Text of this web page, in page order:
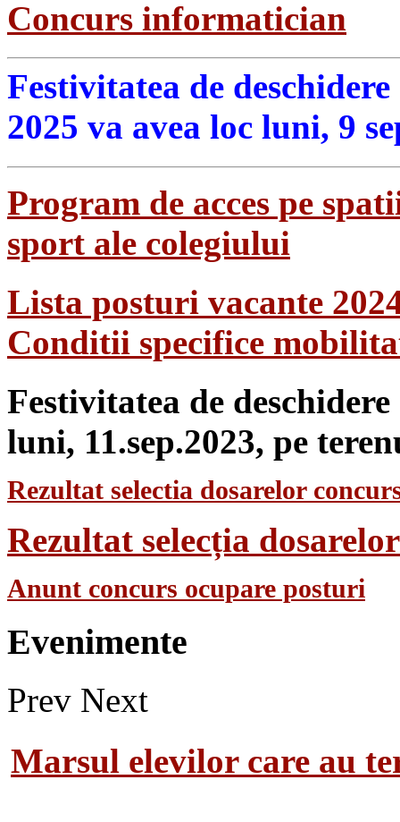
Concurs informatician
Festivitatea de
2025 va avea loc luni, 9
Program de acces pe
sport ale colegiului
Lista posturi vacante
Conditii specifice
Festivitatea de
luni, 11.sep.2023, pe
Rezultat selectia dosarelor
Rezultat selecția
Anunt concurs ocupare posturi
Evenimente
Prev Next
Marsul elevilor care au